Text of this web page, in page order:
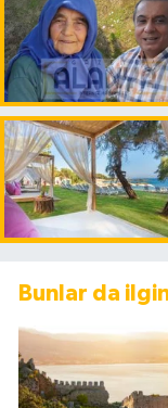
Bunlar da